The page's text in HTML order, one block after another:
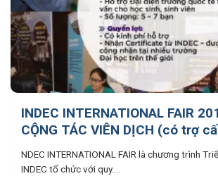
INDEC INTERNATIONAL FAIR
CỘNG TÁC VIÊN DỊCH (có trợ
NDEC INTERNATIONAL FAIR là chương trình
INDEC tổ chức với quy....